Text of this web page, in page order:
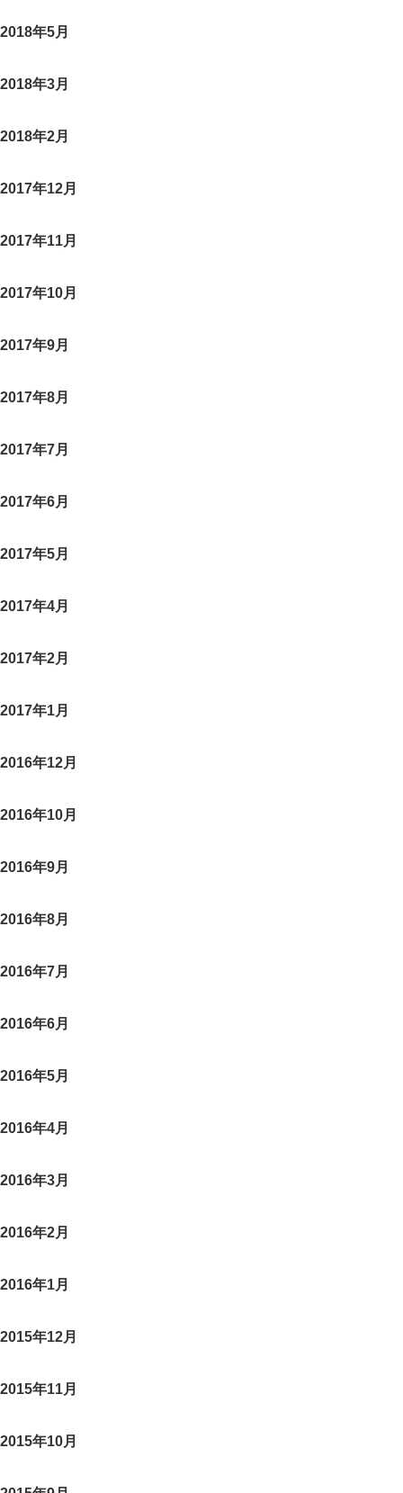
2018年5月
2018年3月
2018年2月
2017年12月
2017年11月
2017年10月
2017年9月
2017年8月
2017年7月
2017年6月
2017年5月
2017年4月
2017年2月
2017年1月
2016年12月
2016年10月
2016年9月
2016年8月
2016年7月
2016年6月
2016年5月
2016年4月
2016年3月
2016年2月
2016年1月
2015年12月
2015年11月
2015年10月